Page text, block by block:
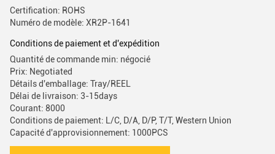
Certification: ROHS
Numéro de modèle: XR2P-1641
Conditions de paiement et d'expédition
Quantité de commande min: négocié
Prix: Negotiated
Détails d'emballage: Tray/REEL
Délai de livraison: 3-15days
Courant: 8000
Conditions de paiement: L/C, D/A, D/P, T/T, Western Union
Capacité d'approvisionnement: 1000PCS